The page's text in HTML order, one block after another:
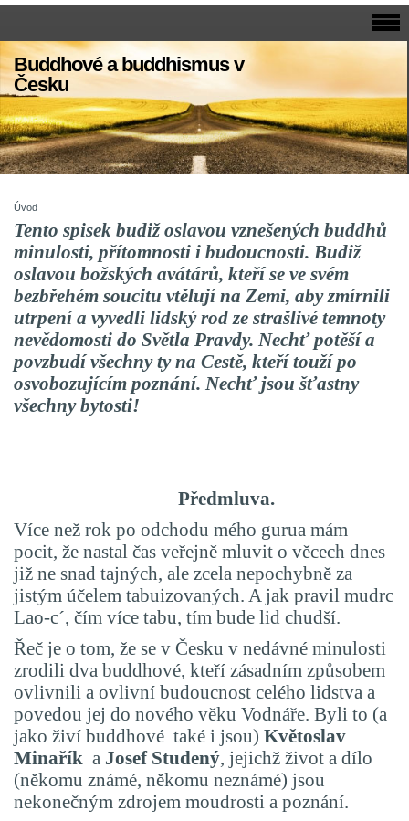
Buddhové a buddhismus v
Česku
Úvod
Tento spisek budiž oslavou vznešených buddhů
minulosti, přítomnosti i budoucnosti. Budiž
oslavou božských avátárů, kteří se ve svém
bezbřehém soucitu vtělují na Zemi, aby zmírnili
utrpení a vyvedli lidský rod ze strašlivé temnoty
nevědomosti do Světla Pravdy. Nechť potěší a
povzbudí všechny ty na Cestě, kteří touží po
osvobozujícím poznání. Nechť jsou šťastny
všechny bytosti!
Předmluva.
Více než rok po odchodu mého gurua mám
pocit, že nastal čas veřejně mluvit o věcech dnes
již ne snad tajných, ale zcela nepochybně za
jistým účelem tabuizovaných. A jak pravil mudrc
Lao-c´, čím více tabu, tím bude lid chudší.
Řeč je o tom, že se v Česku v nedávné minulosti
zrodili dva buddhové, kteří zásadním způsobem
ovlivnili a ovlivní budoucnost celého lidstva a
povedou jej do nového věku Vodnáře. Byli to (a
jako živí buddhové také i jsou) Květoslav
Minařík a Josef Studený, jejichž život a dílo
(někomu známé, někomu neznámé) jsou
nekonečným zdrojem moudrosti a poznání.